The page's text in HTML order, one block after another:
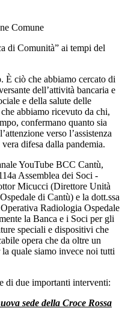
Comune
di Comunità” ai tempi del
È ciò che abbiamo cercato di
dell’attività bancaria e
e della salute delle
abbiamo ricevuto da chi,
confermano quanto sia
verso l’assistenza
difesa dalla pandemia.
YouTube BCC Cantù,
Assemblea dei Soci -
Micucci (Direttore Unità
di Cantù) e la dott.ssa
Radiologia Ospedale
la Banca e i Soci per gli
speciali e dispositivi che
opera che da oltre un
quale siamo invece noi tutti
di due importanti interventi:
sede della Croce Rossa